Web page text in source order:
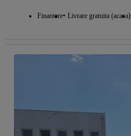
Finantare Livrare gratuita (acasa)